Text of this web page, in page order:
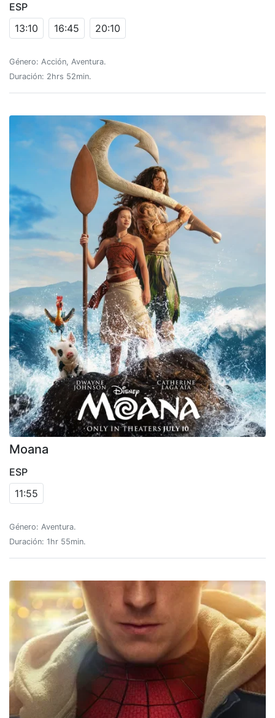
ESP
13:10
16:45 20:10
Género: Acción, Aventura.
Duración: 2hrs 52min.
Moana
ESP
11:55
Género: Aventura.
Duración: 1hr 55min.